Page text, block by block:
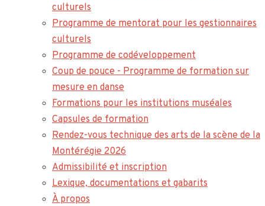
culturels
Programme de mentorat pour les gestionnaires
culturels
Programme de codéveloppement
Coup de pouce - Programme de formation sur
mesure en danse
Formations pour les institutions muséales
Capsules de formation
Rendez-vous technique des arts de la scène de la
Montérégie 2026
Admissibilité et inscription
Lexique, documentations et gabarits
À propos